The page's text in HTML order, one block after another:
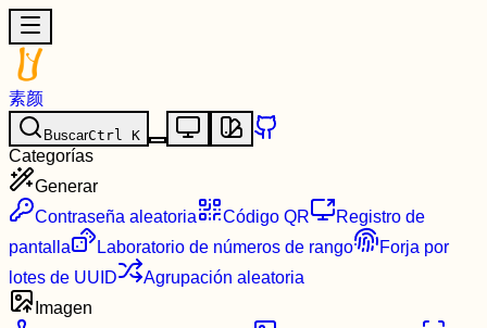
素颜
BuscarCtrl K
Categorías
Generar
Contraseña aleatoria
Código QR
Registro de
pantalla
Laboratorio de números de rango
Forja por
lotes de UUID
Agrupación aleatoria
Imagen